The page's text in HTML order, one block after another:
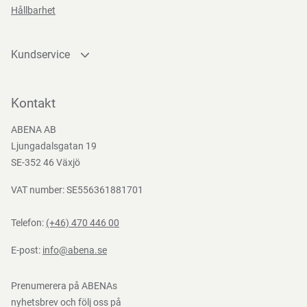
EN
Hållbarhet
Kundservice
Bli kund
Nedladdningar
Kontakt
ABENA AB
Ljungadalsgatan 19
SE-352 46 Växjö
VAT number: SE556361881701
Telefon: (+46) 470 446 00
E-post: info@abena.se
Prenumerera på ABENAs
nyhetsbrev och följ oss på